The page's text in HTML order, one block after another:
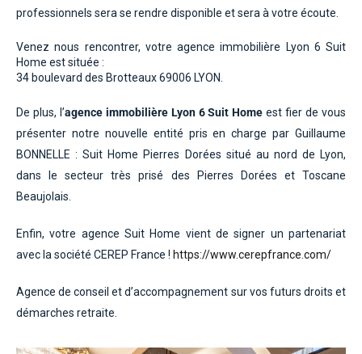
professionnels sera se rendre disponible et sera à votre écoute.
Venez nous rencontrer, votre agence immobilière Lyon 6 Suit
Home est située :
34 boulevard des Brotteaux 69006 LYON.
De plus, l’agence immobilière Lyon 6 Suit Home est fier de vous
présenter notre nouvelle entité pris en charge par Guillaume
BONNELLE : Suit Home Pierres Dorées situé au nord de Lyon,
dans le secteur très prisé des Pierres Dorées et Toscane
Beaujolais.
Enfin, votre agence Suit Home vient de signer un partenariat
avec la société CEREP France ! https://www.cerepfrance.com/
Agence de conseil et d’accompagnement sur vos futurs droits et
démarches retraite.